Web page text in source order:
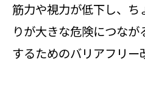
筋力や視力が低下し、
りが大きな危険につな
するためのバリアフリー